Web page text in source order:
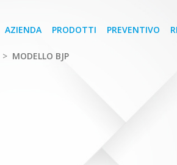
AZIENDA PRODOTTI PREVENTIVO
> MODELLO BJP